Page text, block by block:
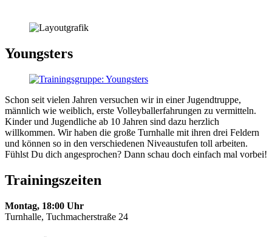
Youngsters
Schon seit vielen Jahren versuchen wir in einer Jugendtruppe,
männlich wie weiblich, erste Volleyballerfahrungen zu vermitteln.
Kinder und Jugendliche ab 10 Jahren sind dazu herzlich
willkommen. Wir haben die große Turnhalle mit ihren drei Feldern
und können so in den verschiedenen Niveaustufen toll arbeiten.
Fühlst Du dich angesprochen? Dann schau doch einfach mal vorbei!
Trainingszeiten
Montag, 18:00 Uhr
Turnhalle, Tuchmacherstraße 24